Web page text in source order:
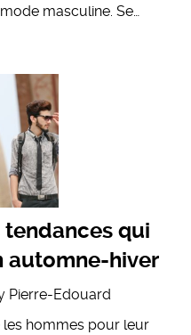
masculine. Se…
qui
automne-hiver
Pierre-Edouard
les hommes pour leur